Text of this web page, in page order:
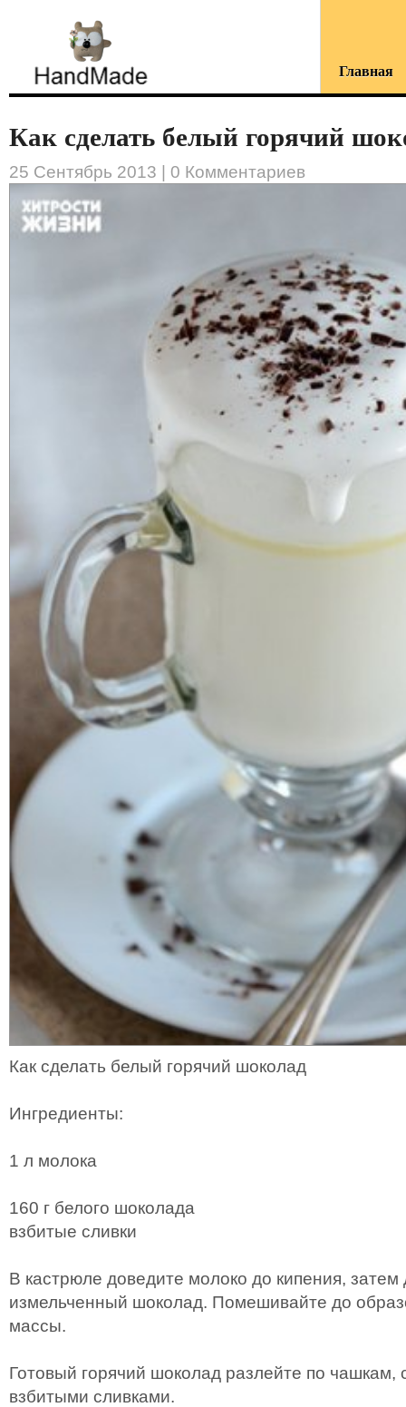
Главная
Как сделать белый горячий
25 Сентябрь 2013 | 0 Комментариев
Как сделать белый горячий шоколад
Ингредиенты:
1 л молока
160 г белого шоколада
взбитые сливки
В кастрюле доведите молоко до кипения, затем
измельченный шоколад. Помешивайте до
массы.
Готовый горячий шоколад разлейте по чашкам,
взбитыми сливками.